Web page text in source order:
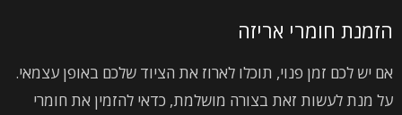
הזמנת חומרי אריזה
אם יש לכם זמן פנוי, תוכלו לארוז את הציוד שלכם באופן עצמאי.
על מנת לעשות זאת בצורה מושלמת, כדאי להזמין את חומרי